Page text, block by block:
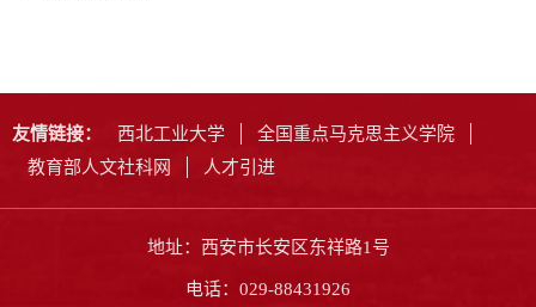
友情链接： 西北工业大学
全国重点马克思主义学院
教育部人文社科网
人才引进
地址：西安市长安区东祥路1号
电话：029-88431926